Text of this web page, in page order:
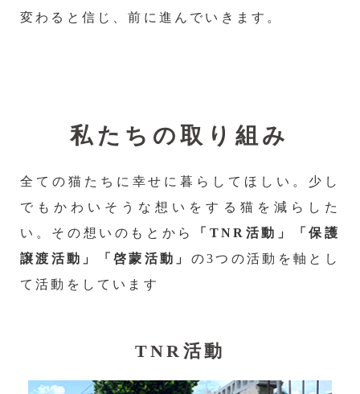
変わると信じ、前に進んでいきます。
私たちの取り組み
全ての猫たちに幸せに暮らしてほしい。少し
でもかわいそうな想いをする猫を減らした
い。その想いのもとから
「TNR活動」「保護
譲渡活動」「啓蒙活動」 の3つの活動を軸とし
て活動をしています
TNR活動